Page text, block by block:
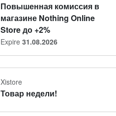
Повышенная комиссия в
магазине Nothing Online
Store до +2%
Expire 31.08.2026
Xistore
Товар недели!